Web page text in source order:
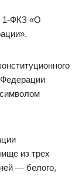
1-ФКЗ «О
из трех
— белого,